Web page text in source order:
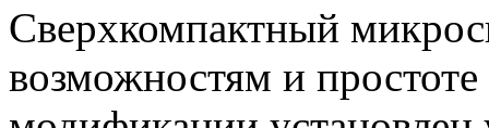
Сверхкомпактный
возможностям и